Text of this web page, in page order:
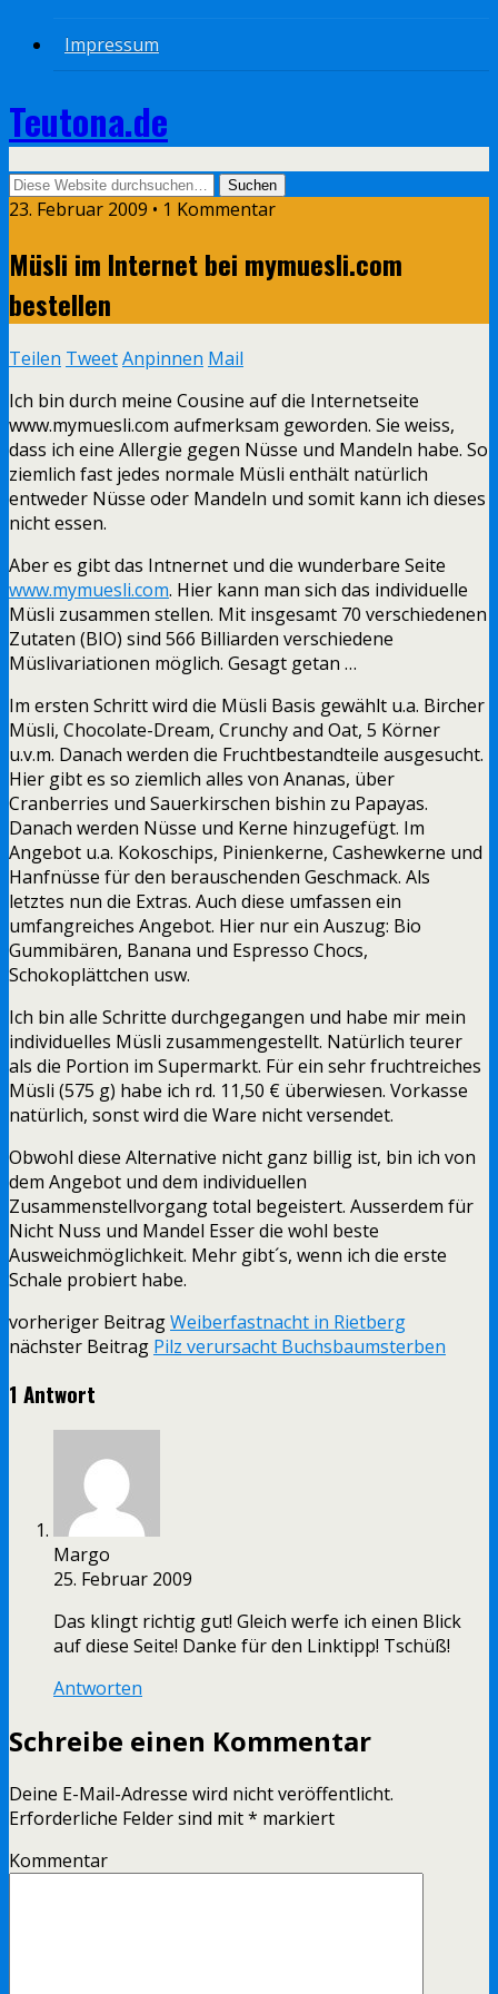
Impressum
Teutona.de
23. Februar 2009 • 1 Kommentar
Müsli im Internet bei mymuesli.com
bestellen
Teilen TweetAnpinnen Mail
Ich bin durch meine Cousine auf die Internetseite
www.mymuesli.com aufmerksam geworden. Sie weiss,
dass ich eine Allergie gegen Nüsse und Mandeln habe. So
ziemlich fast jedes normale Müsli enthält natürlich
entweder Nüsse oder Mandeln und somit kann ich dieses
nicht essen.
Aber es gibt das Intnernet und die wunderbare Seite
www.mymuesli.com. Hier kann man sich das individuelle
Müsli zusammen stellen. Mit insgesamt 70 verschiedenen
Zutaten (BIO) sind 566 Billiarden verschiedene
Müslivariationen möglich. Gesagt getan …
Im ersten Schritt wird die Müsli Basis gewählt u.a. Bircher
Müsli, Chocolate-Dream, Crunchy and Oat, 5 Körner
u.v.m. Danach werden die Fruchtbestandteile ausgesucht.
Hier gibt es so ziemlich alles von Ananas, über
Cranberries und Sauerkirschen bishin zu Papayas.
Danach werden Nüsse und Kerne hinzugefügt. Im
Angebot u.a. Kokoschips, Pinienkerne, Cashewkerne und
Hanfnüsse für den berauschenden Geschmack. Als
letztes nun die Extras. Auch diese umfassen ein
umfangreiches Angebot. Hier nur ein Auszug: Bio
Gummibären, Banana und Espresso Chocs,
Schokoplättchen usw.
Ich bin alle Schritte durchgegangen und habe mir mein
individuelles Müsli zusammengestellt. Natürlich teurer
als die Portion im Supermarkt. Für ein sehr fruchtreiches
Müsli (575 g) habe ich rd. 11,50 € überwiesen. Vorkasse
natürlich, sonst wird die Ware nicht versendet.
Obwohl diese Alternative nicht ganz billig ist, bin ich von
dem Angebot und dem individuellen
Zusammenstellvorgang total begeistert. Ausserdem für
Nicht Nuss und Mandel Esser die wohl beste
Ausweichmöglichkeit. Mehr gibt´s, wenn ich die erste
Schale probiert habe.
vorheriger BeitragWeiberfastnacht in Rietberg
nächster Beitrag Pilz verursacht Buchsbaumsterben
1 Antwort
Margo
25. Februar 2009
Das klingt richtig gut! Gleich werfe ich einen Blick
auf diese Seite! Danke für den Linktipp! Tschüß!
Antworten
Schreibe einen Kommentar
Deine E-Mail-Adresse wird nicht veröffentlicht.
Erforderliche Felder sind mit* markiert
Kommentar